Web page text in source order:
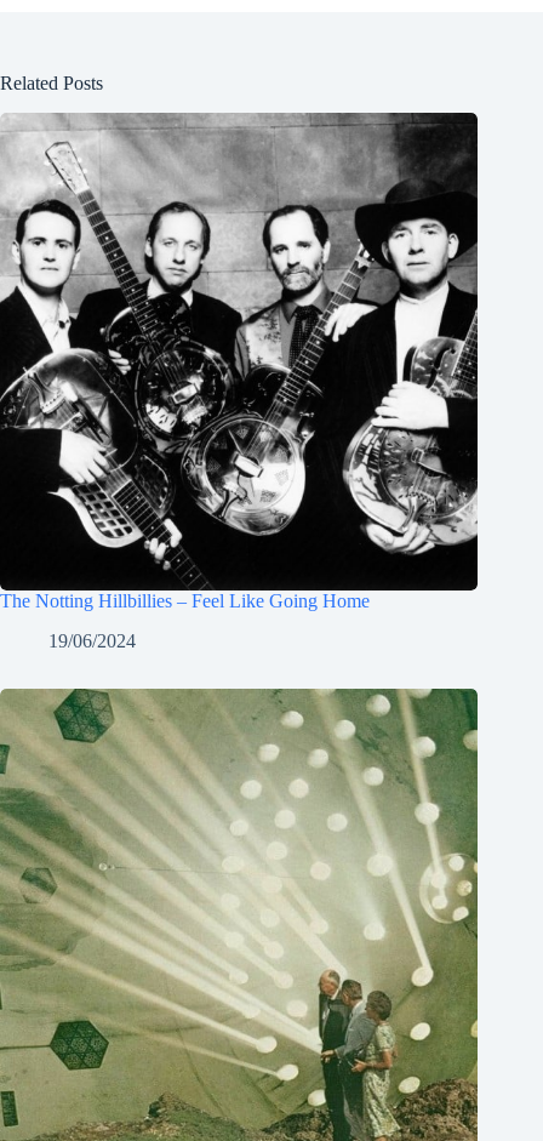
Related Posts
The Notting Hillbillies – Feel Like Going Home
19/06/2024